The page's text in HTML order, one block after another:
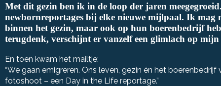
Met dit gezin ben ik in de loop der jaren
newbornreportages bij elke nieuwe mijlpaal. Ik mag
binnen het gezin, maar ook op hun boerenbedrijf
terugdenk, verschijnt er vanzelf een glimlach op mijn
En toen kwam het mailtje:
“We gaan emigreren. Ons leven, gezin én het
fotoshoot – een Day in the Life reportage.”